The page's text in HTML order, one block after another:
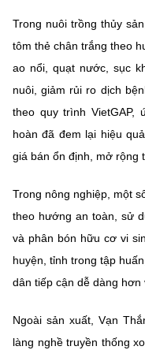
Trong nuôi trồng thủy
tôm thẻ chân trắng theo
ao nổi, quạt nước, sục
nuôi, giảm rủi ro dịch
theo quy trình VietGAP,
hoàn đã đem lại hiệu
giá bán ổn định, mở rộng
Trong nông nghiệp, một
theo hướng an toàn, sử
và phân bón hữu cơ vi
huyện, tỉnh trong tập
dân tiếp cận dễ dàng hơn
Ngoài sản xuất, Vạn
làng nghề truyền thống